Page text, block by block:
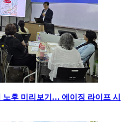
노후 미리보기… 에이징 라이프 시